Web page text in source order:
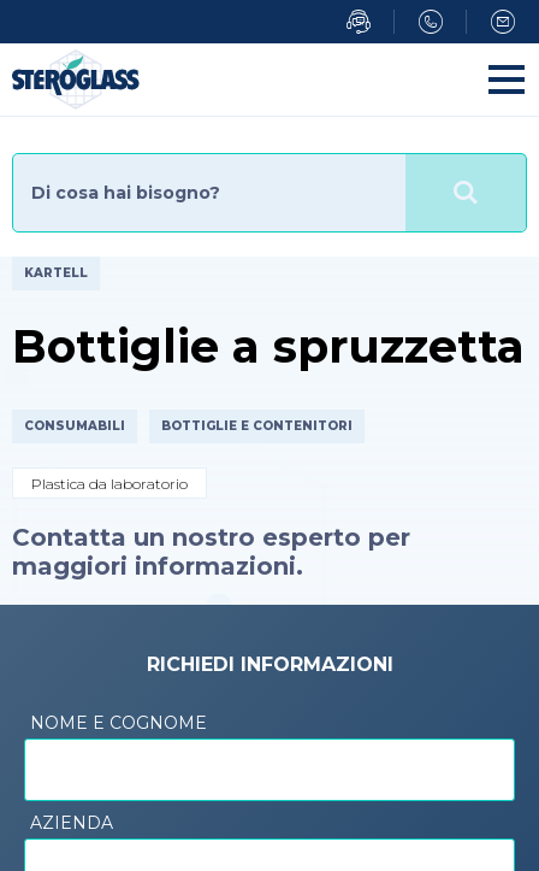
al
contenuto
principale
KARTELL
Bottiglie a spruzzetta
CONSUMABILI BOTTIGLIE E CONTENITORI
Plastica da laboratorio
Contatta un nostro esperto per
maggiori informazioni.
RICHIEDI INFORMAZIONI
NOME E COGNOME
AZIENDA